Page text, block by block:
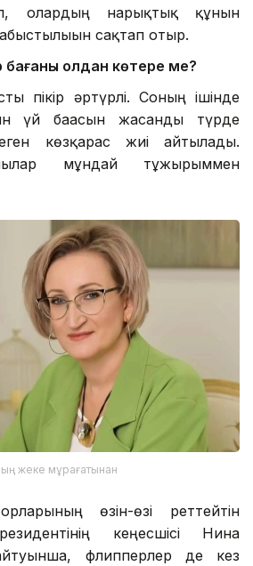
олардың нарықтық құнын
сақтап отыр.
қолдан көтере ме?
пікір әртүрлі. Соның ішінде
үй бағасын жасанды түрде
көзқарас жиі айтылады.
мұндай тұжырыммен
жеке мұрағатынан
өзін-өзі реттейтін
кеңесшісі Нина
флипперлер де кез